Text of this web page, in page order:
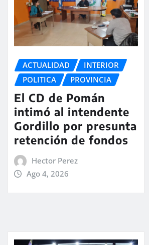
ACTUALIDAD
INTERIOR
POLITICA
PROVINCIA
El CD de Pomán
intimó al intendente
Gordillo por presunta
retención de fondos
Hector Perez
Ago 4, 2026